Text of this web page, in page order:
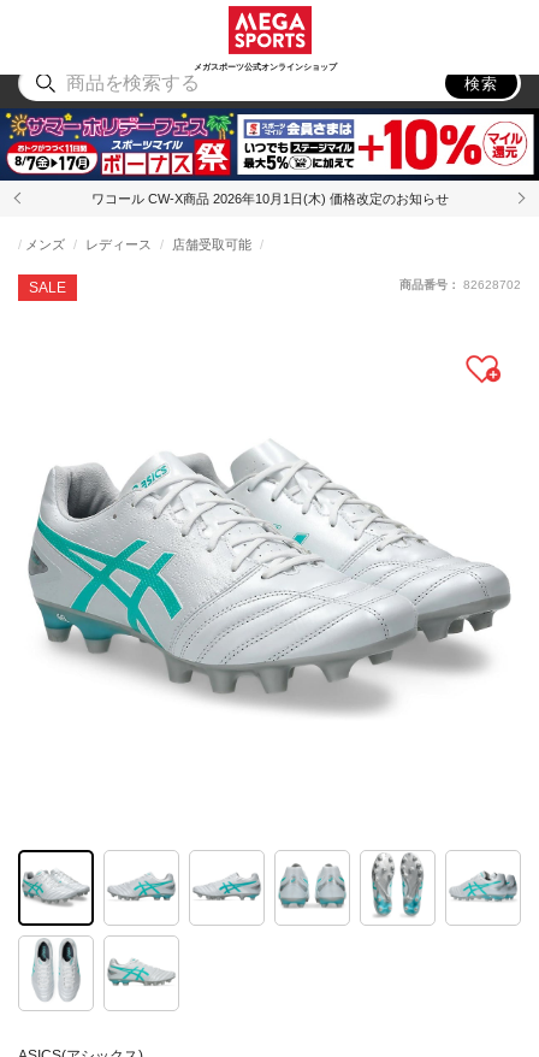
メガスポーツ公式オンラインショップ
アウトドア
検索
ワコール CW-X商品 2026年10月1日(木) 価格改定のお知らせ
SALE
メンズ レディース 店舗受取可能
商品番号： 82628702